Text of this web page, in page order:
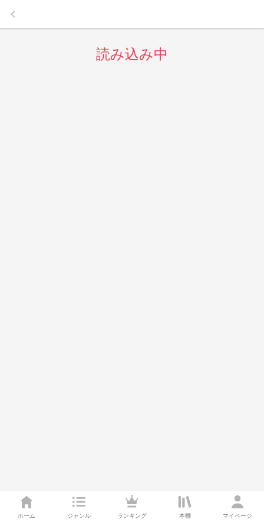
ホーム ジャンル ランキング 本棚 マイページ
keyboard_arrow_left
読み込み中